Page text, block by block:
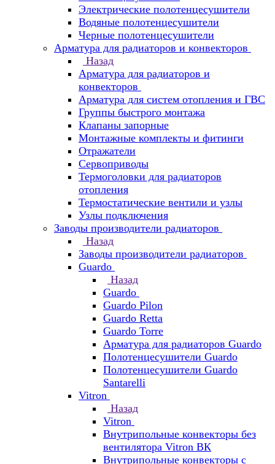
Электрические полотенцесушители
Водяные полотенцесушители
Черные полотенцесушители
Арматура для радиаторов и конвекторов
Назад
Арматура для радиаторов и
конвекторов
Арматура для систем отопления и ГВС
Группы быстрого монтажа
Клапаны запорные
Монтажные комплекты и фитинги
Отражатели
Сервоприводы
Термоголовки для радиаторов
отопления
Термостатические вентили и узлы
Узлы подключения
Заводы производители радиаторов
Назад
Заводы производители радиаторов
Guardo
Назад
Guardo
Guardo Pilon
Guardo Retta
Guardo Torre
Арматура для радиаторов Guardo
Полотенцесушители Guardo
Полотенцесушители Guardo
Santarelli
Vitron
Назад
Vitron
Внутрипольные конвекторы без
вентилятора Vitron ВК
Внутрипольные конвекторы с